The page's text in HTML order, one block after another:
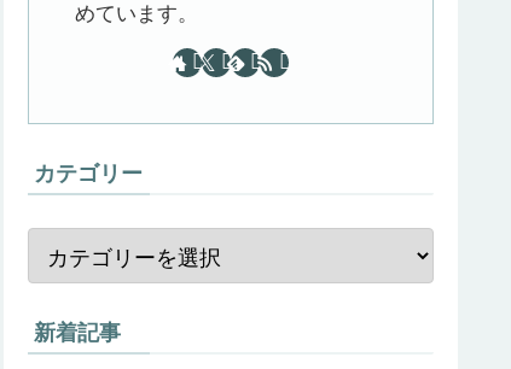
めています。
カテゴリー
新着記事